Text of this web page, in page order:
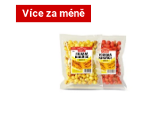
Více za méně